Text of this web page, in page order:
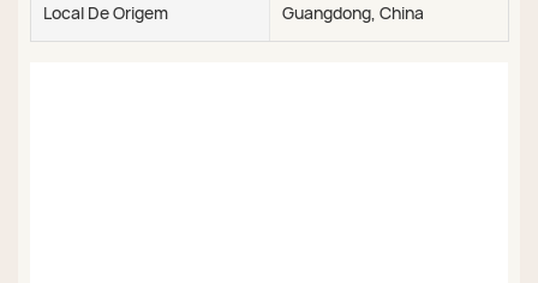
Local De Origem Guangdong, China